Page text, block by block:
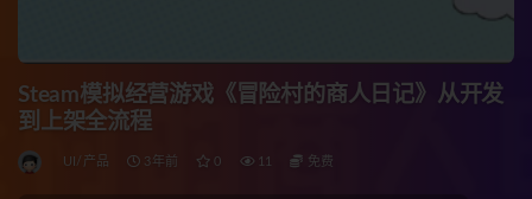
Steam模拟经营游戏《冒险村的商人日记》从开发
到上架全流程
UI/产品 3年前 0 11 免费